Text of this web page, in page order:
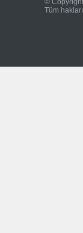
© Copyright
Tüm hakları